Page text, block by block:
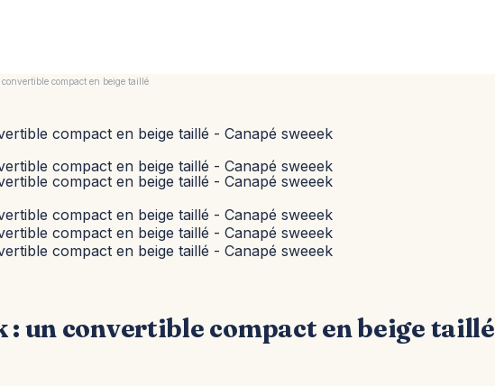
compact en beige taillé
: un convertible compact en beige taillé